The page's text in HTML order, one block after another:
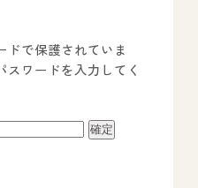
ドで保護されていま
ワードを入力してく